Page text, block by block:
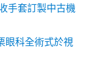
手套訂製中古機
眼科全術式於視